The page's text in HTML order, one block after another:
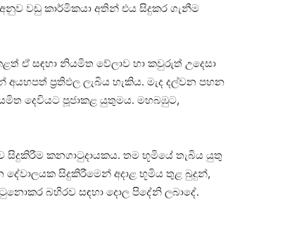
වඩු කාර්මිකයා අතින් එය සිදුකර ගැනීම
ඒ සඳහා නියමිත වේලාව හා කවුරුත් උදෙසා
ප්‍රතිඵල ලැබිය හැකිය. මැද දල්වන පහන
දෙවියට පූජාකළ යුතුමය. මහබඹුට,
සිදුකිරීම කනගාටුදායකය. තම භූමියේ තැබිය යුතු
සිදුකිරීමෙන් අදාළ භූමිය තුළ බුදුන්,
බහිරව සඳහා දොල පිදේනි ලබාදේ.